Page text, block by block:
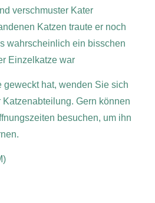
verschmuster Kater
Katzen traute er noch
wahrscheinlich ein bisschen
Einzelkatze war
geweckt hat, wenden Sie sich
Katzenabteilung. Gern können
besuchen, um ihn